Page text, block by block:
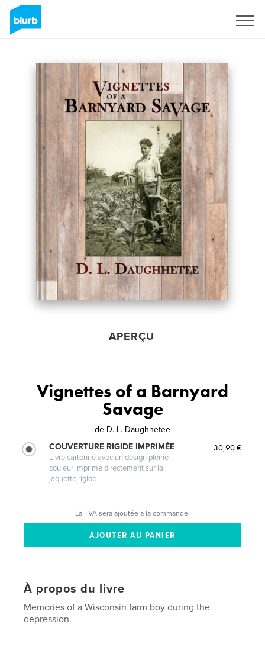
APERÇU
Vignettes of a Barnyard
Savage
de D. L. Daughhetee
COUVERTURE RIGIDE IMPRIMÉE
Livre cartonné avec un design pleine
couleur imprimé directement sur la
jaquette rigide
30,90 €
La TVA sera ajoutée à la commande.
À propos du livre
Memories of a Wisconsin farm boy during the
depression.